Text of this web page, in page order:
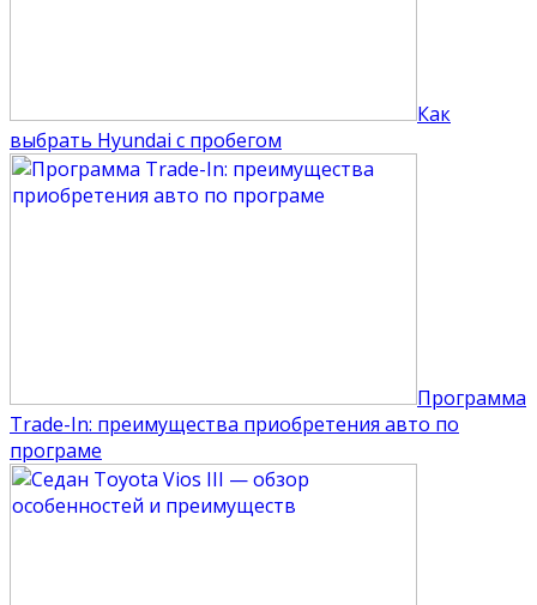
Как
выбрать Hyundai с пробегом
Программа
Trade-In: преимущества приобретения авто по
програме